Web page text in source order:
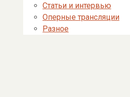
Статьи и интервью
Оперные трансляции
Разное